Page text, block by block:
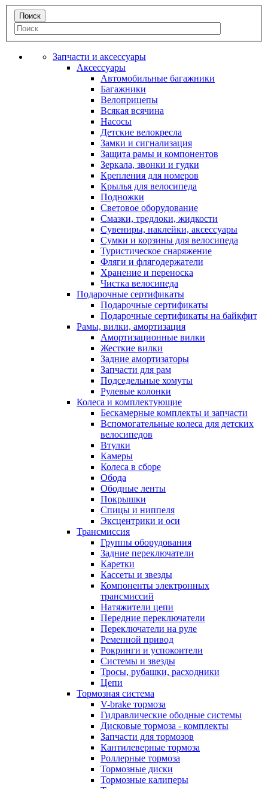
Запчасти и аксессуары
Аксессуары
Автомобильные багажники
Багажники
Велоприцепы
Всякая всячина
Насосы
Детские велокресла
Замки и сигнализация
Защита рамы и компонентов
Зеркала, звонки и гудки
Крепления для номеров
Крылья для велосипеда
Подножки
Световое оборудование
Смазки, тредлоки, жидкости
Сувениры, наклейки, аксессуары
Сумки и корзины для велосипеда
Туристическое снаряжение
Фляги и флягодержатели
Хранение и переноска
Чистка велосипеда
Подарочные сертификаты
Подарочные сертификаты
Подарочные сертификаты на байкфит
Рамы, вилки, амортизация
Амортизационные вилки
Жесткие вилки
Задние амортизаторы
Запчасти для рам
Подседельные хомуты
Рулевые колонки
Колеса и комплектующие
Бескамерные комплекты и запчасти
Вспомогательные колеса для детских
велосипедов
Втулки
Камеры
Колеса в сборе
Обода
Ободные ленты
Покрышки
Спицы и ниппеля
Эксцентрики и оси
Трансмиссия
Группы оборудования
Задние переключатели
Каретки
Кассеты и звезды
Компоненты электронных
трансмиссий
Натяжители цепи
Передние переключатели
Переключатели на руле
Ременной привод
Рокринги и успокоители
Системы и звезды
Тросы, рубашки, расходники
Цепи
Тормозная система
V-brake тормоза
Гидравлические ободные системы
Дисковые тормоза - комплекты
Запчасти для тормозов
Кантилеверные тормоза
Роллерные тормоза
Тормозные диски
Тормозные калиперы